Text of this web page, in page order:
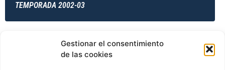
Gestionar el consentimiento
de las cookies
TEMPORADA 2002-03
TEMPORADA 2002-03